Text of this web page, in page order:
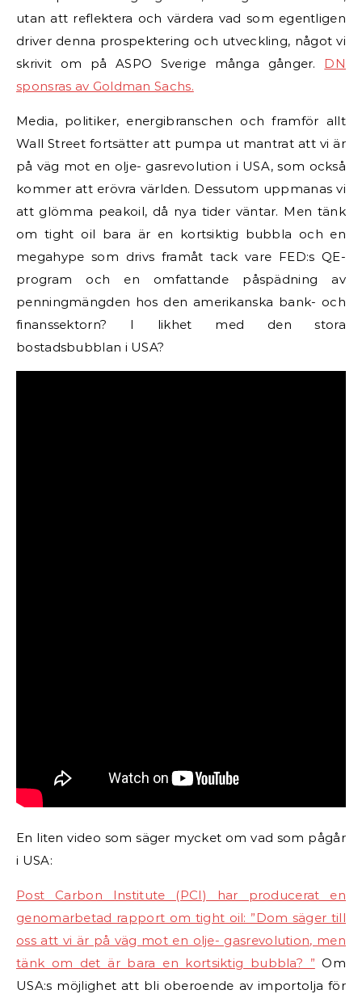
utan att reflektera och värdera vad som egentligen
driver denna prospektering och utveckling, något vi
skrivit om på ASPO Sverige många gånger. DN
sponsras av Goldman Sachs.
Media, politiker, energibranschen och framför allt
Wall Street fortsätter att pumpa ut mantrat att vi är
på väg mot en olje- gasrevolution i USA, som också
kommer att erövra världen. Dessutom uppmanas vi
att glömma peakoil, då nya tider väntar. Men tänk
om tight oil bara är en kortsiktig bubbla och en
megahype som drivs framåt tack vare FED:s QE-
program och en omfattande påspädning av
penningmängden hos den amerikanska bank- och
finanssektorn? I likhet med den stora
bostadsbubblan i USA?
En liten video som säger mycket om vad som pågår
i USA:
Post Carbon Institute (PCI) har producerat en
genomarbetad rapport om tight oil: ”Dom säger till
oss att vi är på väg mot en olje- gasrevolution, men
tänk om det är bara en kortsiktig bubbla? ” Om
USA:s möjlighet att bli oberoende av importolja för